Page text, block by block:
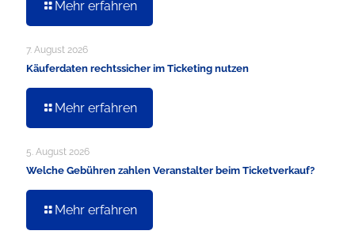
Mehr erfahren
7. August 2026
Käuferdaten rechtssicher im Ticketing nutzen
Mehr erfahren
5. August 2026
Welche Gebühren zahlen Veranstalter beim Ticketverkauf?
Mehr erfahren